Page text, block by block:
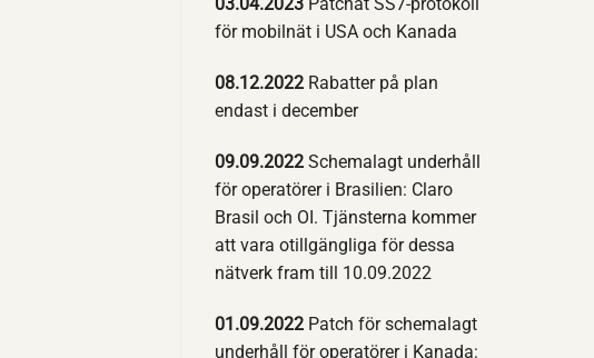
03.04.2023 Patchat SS7-protokoll
för mobilnät i USA och Kanada
08.12.2022 Rabatter på plan
endast i december
09.09.2022 Schemalagt underhåll
för operatörer i Brasilien: Claro
Brasil och OI. Tjänsterna kommer
att vara otillgängliga för dessa
nätverk fram till 10.09.2022
01.09.2022 Patch för schemalagt
underhåll för operatörer i Kanada: